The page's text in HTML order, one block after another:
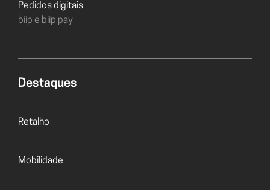
Pedidos digitais
biip e biip pay
Destaques
Retalho
Mobilidade